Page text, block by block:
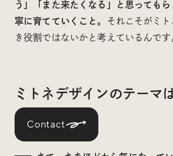
Contact
う」「また来たくなる」と思っても
寧に育てていくこと。
それこそがミ
き役割ではないかと考えているんです
ミトネデザインのテーマ
く」